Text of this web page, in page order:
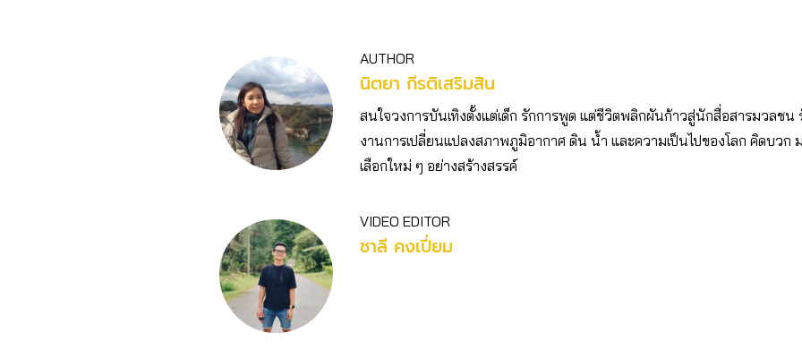
AUTHOR
นิตยา กีรติเสริมสิน
สนใจวงการบันเทิงตั้งแต่เด็ก รักการพูด แต่ชีวิตพลิกผันก้าวสู่นักสื่อสารมวลชน
งานการเปลี่ยนแปลงสภาพภูมิอากาศ ดิน น้ำ และความเป็นไปของโลก คิดบวก
เลือกใหม่ ๆ อย่างสร้างสรรค์
VIDEO EDITOR
ชาลี คงเปี่ยม